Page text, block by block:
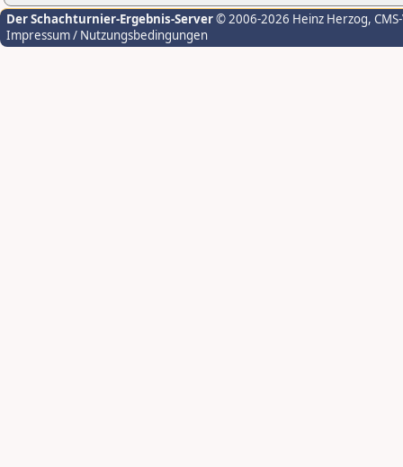
Der Schachturnier-Ergebnis-Server© 2006-2026 Heinz Herzog,
Impressum / Nutzungsbedingungen